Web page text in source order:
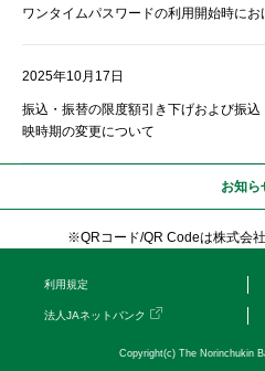
ワンタイムパスワードの利用開始時に
2025年10月17日
振込・振替の限度額引き下げおよび振
映時期の変更について
お知ら
※QRコード/QR Codeは株式会
利用規定
法人JAネットバンク
Copyright(c) The Norinchukin